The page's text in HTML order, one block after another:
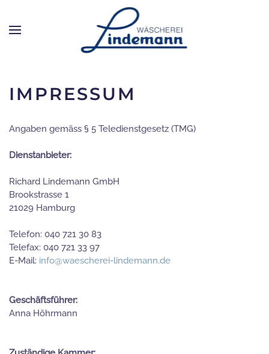
Zum Hauptinhalt springen
IMPRESSUM
Angaben gemäss § 5 Teledienstgesetz (TMG)
Dienstanbieter:
Richard Lindemann GmbH
Brookstrasse 1
21029 Hamburg
Telefon: 040 721 30 83
Telefax: 040 721 33 97
E-Mail: info@waescherei-lindemann.de
Geschäftsführer:
Anna Höhrmann